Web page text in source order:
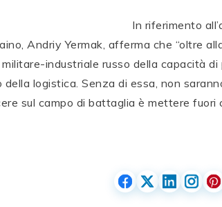
In riferimento
Andriy Yermak, afferma che “oltre
industriale russo della capacità
della logistica. Senza di essa, non
sul campo di battaglia è mettere fuori